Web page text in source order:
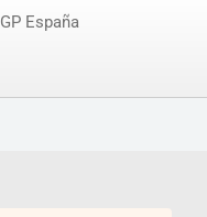
GP España